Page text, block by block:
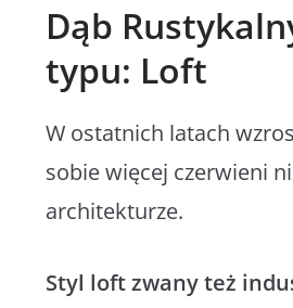
Dąb
typu: Loft
W ostatnich latach
sobie więcej czerwieni
architekturze.
Styl loft zwany też